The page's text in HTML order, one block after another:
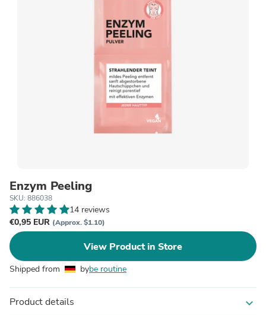
Enzym Peeling
SKU: 886038
14 reviews
€0,95 EUR (Approx. $1.10)
View Product in Store
Shipped from bybe routine
Product details expand_more